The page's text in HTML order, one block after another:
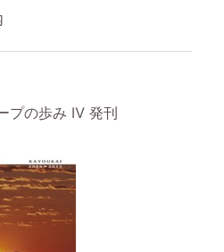
プの歩み Ⅳ 発刊